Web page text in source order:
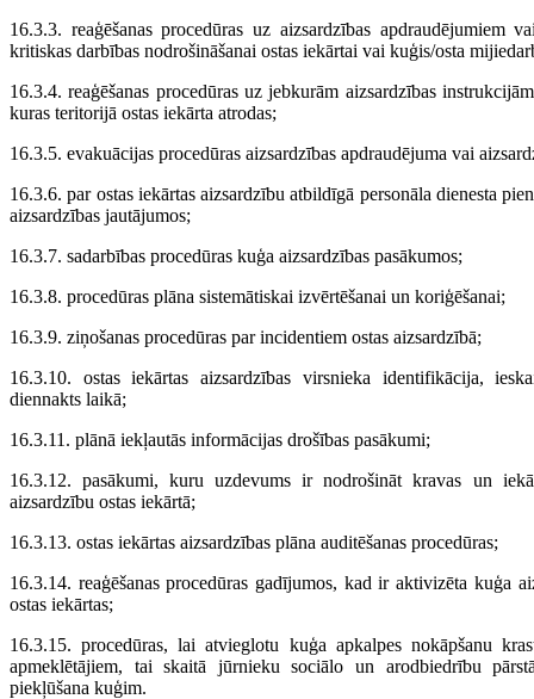
16.3.3. reaģēšanas procedūras uz aizsardzības apdraudējumiem
kritiskas darbības nodrošināšanai ostas iekārtai vai kuģis/osta
16.3.4. reaģēšanas procedūras uz jebkurām aizsardzības
kuras teritorijā ostas iekārta atrodas;
16.3.5. evakuācijas procedūras aizsardzības apdraudējuma vai
16.3.6. par ostas iekārtas aizsardzību atbildīgā personāla dienesta
aizsardzības jautājumos;
16.3.7. sadarbības procedūras kuģa aizsardzības pasākumos;
16.3.8. procedūras plāna sistemātiskai izvērtēšanai un koriģēšanai;
16.3.9. ziņošanas procedūras par incidentiem ostas aizsardzībā;
16.3.10. ostas iekārtas aizsardzības virsnieka identifikācija,
diennakts laikā;
16.3.11. plānā iekļautās informācijas drošības pasākumi;
16.3.12. pasākumi, kuru uzdevums ir nodrošināt kravas un
aizsardzību ostas iekārtā;
16.3.13. ostas iekārtas aizsardzības plāna auditēšanas procedūras;
16.3.14. reaģēšanas procedūras gadījumos, kad ir aktivizēta kuģa
ostas iekārtas;
16.3.15. procedūras, lai atvieglotu kuģa apkalpes nokāpšanu
apmeklētājiem, tai skaitā jūrnieku sociālo un arodbiedrību
piekļūšana kuģim.